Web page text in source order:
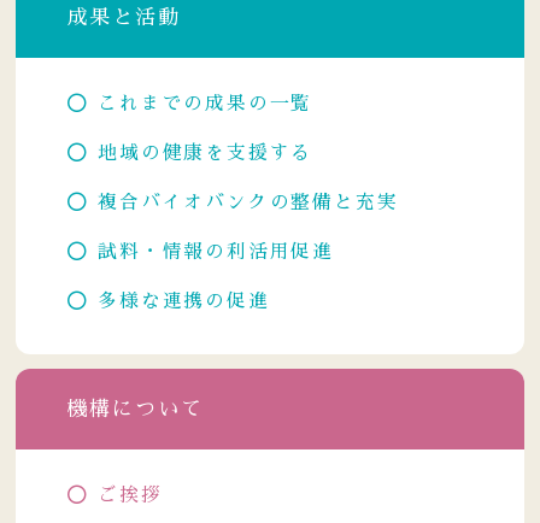
成果と活動
これまでの成果の一覧
地域の健康を支援する
複合バイオバンクの整備と充実
試料・情報の利活用促進
多様な連携の促進
機構について
ご挨拶